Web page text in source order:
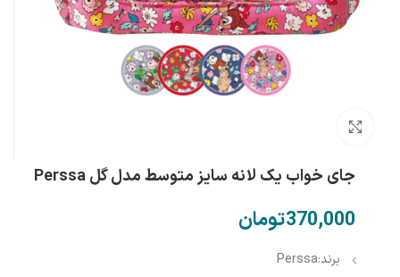
جای خواب یک لانه سایز متوسط مدل گل Perssa
تومان
برند:Perssa